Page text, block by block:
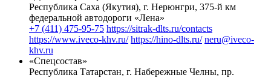
Республика Саха (Якутия), г. Нерюнгри, 375-й км
федеральной автодороги «Лена»
+7 (411) 475-95-75 https://sitrak-dlts.ru/contacts
https://www.iveco-khv.ru/ https://hino-dlts.ru/ neru@iveco-
khv.ru
«Спецсостав»
Республика Татарстан, г. Набережные Челны, пр.